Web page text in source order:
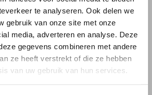
te analyseren. Ook delen we
gebruik van onze site met onze
media, adverteren en analyse. Deze
gegevens combineren met andere
ze heeft verstrekt of die ze hebben
van uw gebruik van hun services.
uns von einem anderen Land aus
Ort?
Seite wechseln